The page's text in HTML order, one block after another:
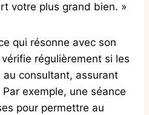
votre plus grand bien. »
qui résonne avec son
régulièrement si les
au consultant, assurant
exemple, une séance
pour permettre au